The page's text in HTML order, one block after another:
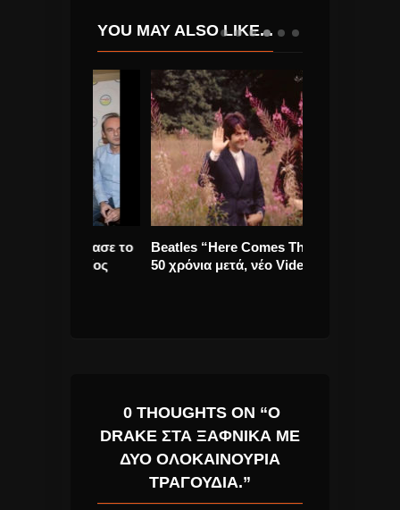
YOU MAY ALSO LIKE...
Beatles “Here Comes The Sun”
50 χρόνια μετά, νέο VideoClip.
0 THOUGHTS ON “Ο
DRAKE ΣΤΑ ΞΑΦΝΙΚΆ ΜΕ
ΔΎΟ ΟΛΟΚΑΊΝΟΥΡΙΑ
ΤΡΑΓΟΎΔΙΑ.”